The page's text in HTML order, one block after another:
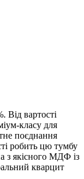
Від вартості
класу для
поєднання
робить цю тумбу
з якісного МДФ із
кварцит